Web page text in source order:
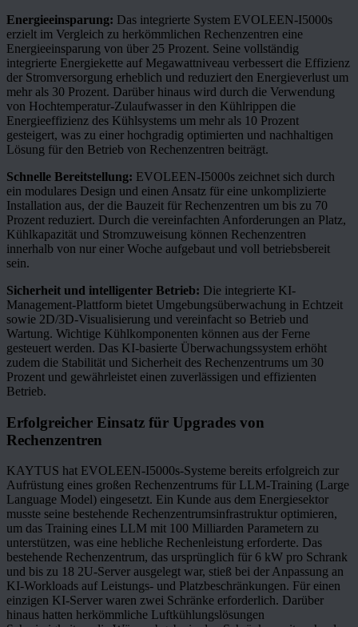
Energieeinsparung: Das integrierte System EVOLEEN-I5000s
erzielt im Vergleich zu herkömmlichen Rechenzentren eine
Energieeinsparung von über 25 Prozent. Seine vollständig
integrierte Energiekette auf Megawattniveau verbessert die Effizienz
der Stromversorgung erheblich und reduziert den Energieverlust um
mehr als 30 Prozent. Darüber hinaus wird durch die Verwendung
von Hochtemperatur-Zulaufwasser in den Kühlrippen die
Energieeffizienz des Kühlsystems um mehr als 10 Prozent
gesteigert, was zu einer hochgradig optimierten und nachhaltigen
Lösung für den Betrieb von Rechenzentren beiträgt.
Schnelle Bereitstellung: EVOLEEN-I5000s zeichnet sich durch
ein modulares Design und einen Ansatz für eine unkomplizierte
Installation aus, der die Bauzeit für Rechenzentren um bis zu 70
Prozent reduziert. Durch die vereinfachten Anforderungen an Platz,
Kühlkapazität und Stromzuweisung können Rechenzentren
innerhalb von nur einer Woche aufgebaut und voll betriebsbereit
sein.
Sicherheit und intelligenter Betrieb: Die integrierte KI-
Management-Plattform bietet Umgebungsüberwachung in Echtzeit
sowie 2D/3D-Visualisierung und vereinfacht so Betrieb und
Wartung. Wichtige Kühlkomponenten können aus der Ferne
gesteuert werden. Das KI-basierte Überwachungssystem erhöht
zudem die Stabilität und Sicherheit des Rechenzentrums um 30
Prozent und gewährleistet einen zuverlässigen und effizienten
Betrieb.
Erfolgreicher Einsatz für Upgrades von
Rechenzentren
KAYTUS hat EVOLEEN-I5000s-Systeme bereits erfolgreich zur
Aufrüstung eines großen Rechenzentrums für LLM-Training (Large
Language Model) eingesetzt. Ein Kunde aus dem Energiesektor
musste seine bestehende Rechenzentrumsinfrastruktur optimieren,
um das Training eines LLM mit 100 Milliarden Parametern zu
unterstützen, was eine hebliche Rechenleistung erforderte. Das
bestehende Rechenzentrum, das ursprünglich für 6 kW pro Schrank
und bis zu 18 2U-Server ausgelegt war, stieß bei der Anpassung an
KI-Workloads auf Leistungs- und Platzbeschränkungen. Für einen
einzigen KI-Server waren zwei Schränke erforderlich. Darüber
hinaus hatten herkömmliche Luftkühlungslösungen